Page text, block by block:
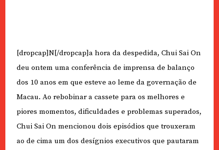
[dropcap]N[/dropcap]a hora da despedida, Chui Sai On
deu ontem uma conferência de imprensa de balanço
dos 10 anos em que esteve ao leme da governação de
Macau. Ao rebobinar a cassete para os melhores e
piores momentos, dificuldades e problemas superados,
Chui Sai On mencionou dois episódios que trouxeram
ao de cima um dos desígnios executivos que pautaram